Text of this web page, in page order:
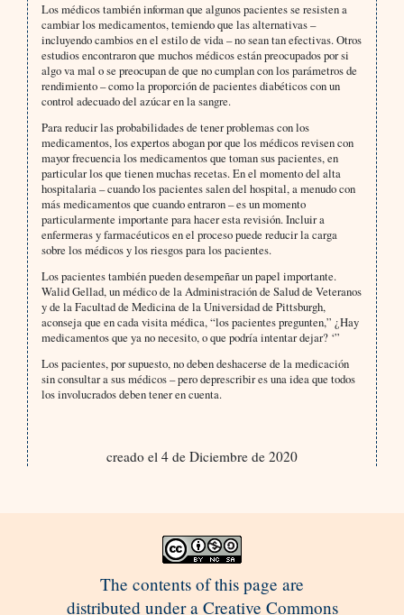
Los médicos también informan que algunos pacientes se resisten a
cambiar los medicamentos, temiendo que las alternativas –
incluyendo cambios en el estilo de vida – no sean tan efectivas. Otros
estudios encontraron que muchos médicos están preocupados por si
algo va mal o se preocupan de que no cumplan con los parámetros de
rendimiento – como la proporción de pacientes diabéticos con un
control adecuado del azúcar en la sangre.
Para reducir las probabilidades de tener problemas con los
medicamentos, los expertos abogan por que los médicos revisen con
mayor frecuencia los medicamentos que toman sus pacientes, en
particular los que tienen muchas recetas. En el momento del alta
hospitalaria – cuando los pacientes salen del hospital, a menudo con
más medicamentos que cuando entraron – es un momento
particularmente importante para hacer esta revisión. Incluir a
enfermeras y farmacéuticos en el proceso puede reducir la carga
sobre los médicos y los riesgos para los pacientes.
Los pacientes también pueden desempeñar un papel importante.
Walid Gellad, un médico de la Administración de Salud de Veteranos
y de la Facultad de Medicina de la Universidad de Pittsburgh,
aconseja que en cada visita médica, “los pacientes pregunten,” ¿Hay
medicamentos que ya no necesito, o que podría intentar dejar? ‘”
Los pacientes, por supuesto, no deben deshacerse de la medicación
sin consultar a sus médicos – pero deprescribir es una idea que todos
los involucrados deben tener en cuenta.
creado el 4 de Diciembre de 2020
The contents of this page are
distributed under a Creative Commons